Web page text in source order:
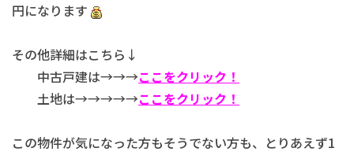
円になります
その他詳細はこちら↓
中古戸建は→→→ここをクリック！
土地は→→→→→ここをクリック！
この物件が気になった方もそうでない方も、とりあえず1